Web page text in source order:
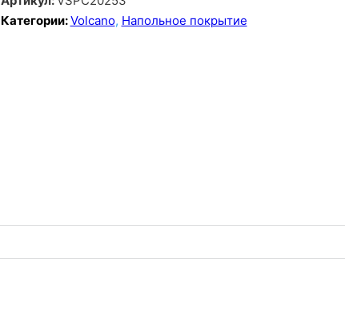
Категории:Volcano, Напольное покрытие